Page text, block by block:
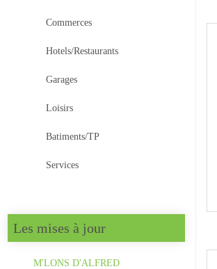
Commerces
Hotels/Restaurants
Garages
Loisirs
Batiments/TP
Services
Les mises à jour
M'LONS D'ALFRED